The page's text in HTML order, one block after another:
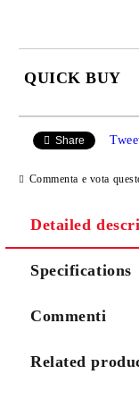
QUICK BUY
I agree to
We will contact you
Share
Commenta e vota
Detailed
Specifications
Commenti
Related